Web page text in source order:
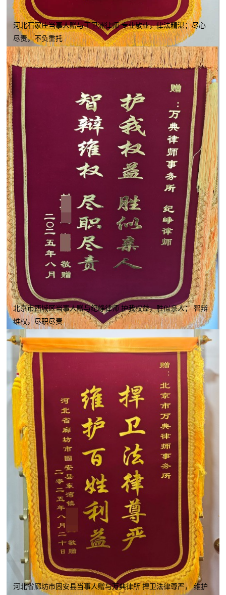
河北石家庄当事人赠与王卫洲律师 专业敬业，律法精湛；尽心
尽责，不负重托
北京市西城区当事人赠与纪峥律师 护我权益，胜似亲人； 智辩
维权，尽职尽责
河北省廊坊市固安县当事人赠与万典律所 捍卫法律尊严， 维护